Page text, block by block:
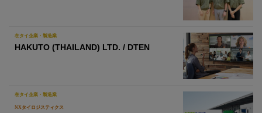
在タイ企業・製造業
HAKUTO (THAILAND) LTD. / DTEN
在タイ企業・製造業
NXタイロジスティクス